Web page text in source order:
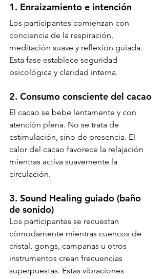
1. Enraizamiento e intención
Los participantes comienzan con
conciencia de la respiración,
meditación suave y reflexión guiada.
Esta fase establece seguridad
psicológica y claridad interna.
2. Consumo consciente del cacao
El cacao se bebe lentamente y con
atención plena. No se trata de
estimulación, sino de presencia. El
calor del cacao favorece la relajación
mientras activa suavemente la
circulación.
3. Sound Healing guiado (baño
de sonido)
Los participantes se recuestan
cómodamente mientras cuencos de
cristal, gongs, campanas u otros
instrumentos crean frecuencias
superpuestas. Estas vibraciones